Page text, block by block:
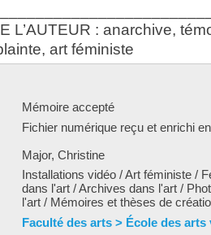
L’AUTEUR : anarchive,
art féministe
Mémoire accepté
Fichier numérique reçu et enrichi
Major, Christine
Installations vidéo / Art féministe /
dans l'art / Archives dans l'art /
l'art / Mémoires et thèses de
Faculté des arts > École des